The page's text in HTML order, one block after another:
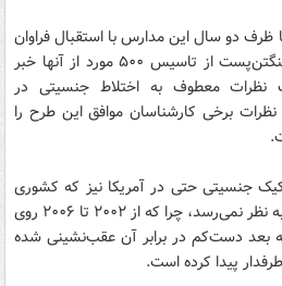
تا ۲۰۰۸ یعنی تنها ظرف دو سال این مدارس با استقبال فراوان
مواجه می‌شوند، تا آنجا که واشنگتن‌پست از تاسیس ۵۰۰ مورد از آنها خبر
معطوف به اختلاط جنسیتی در
برخی کارشناسان موافق این طرح را
جنسیتی حتی در آمریکا نیز که کشوری
غیراسلامی است چندان سطحی به نظر نمی‌رسد، چرا که از ۲۰۰۲ تا ۲۰۰۶ روی
بحث شده و از سال ۲۰۰۶ به بعد دست‌کم در برابر آن عقب‌نشینی شده